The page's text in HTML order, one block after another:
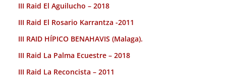
III Raid El Aguilucho – 2018
III Raid El Rosario Karrantza -2011
III RAID HÍPICO BENAHAVIS (Malaga).
III Raid La Palma Ecuestre – 2018
III Raid La Reconcista – 2011